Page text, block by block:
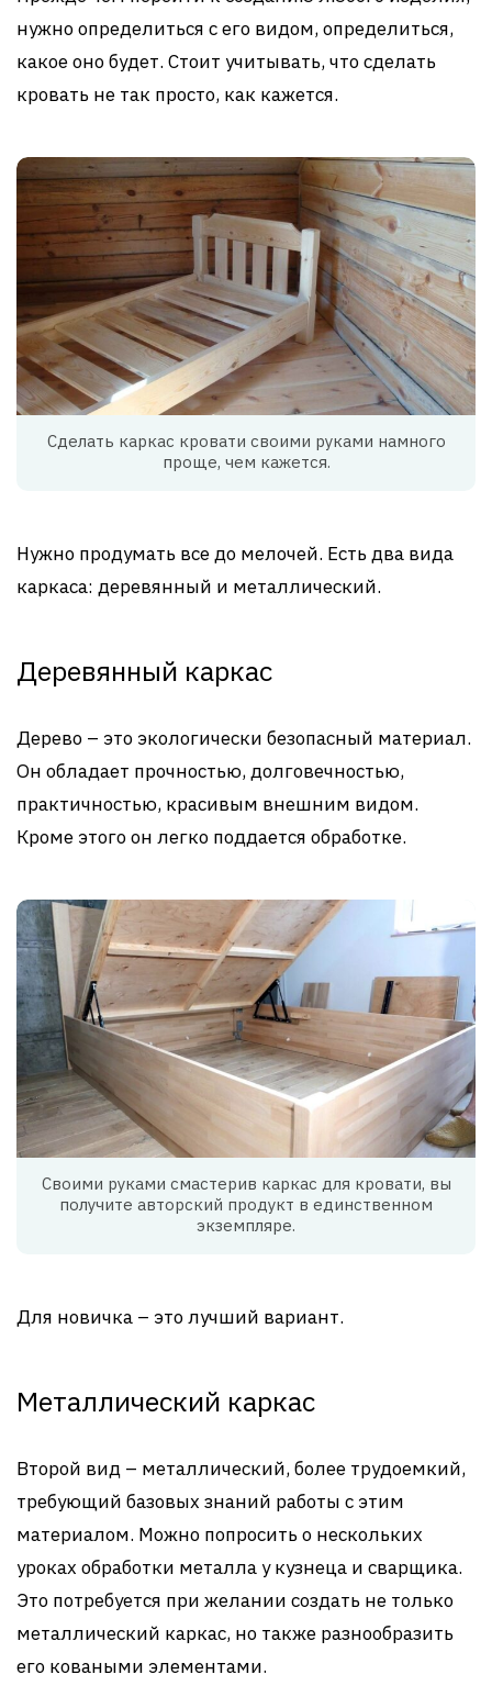
нужно определиться с его видом, определиться,
какое оно будет. Стоит учитывать, что сделать
кровать не так просто, как кажется.
Сделать каркас кровати своими руками намного
проще, чем кажется.
Нужно продумать все до мелочей. Есть два вида
каркаса: деревянный и металлический.
Деревянный каркас
Дерево – это экологически безопасный материал.
Он обладает прочностью, долговечностью,
практичностью, красивым внешним видом.
Кроме этого он легко поддается обработке.
Своими руками смастерив каркас для кровати, вы
получите авторский продукт в единственном
экземпляре.
Для новичка – это лучший вариант.
Металлический каркас
Второй вид – металлический, более трудоемкий,
требующий базовых знаний работы с этим
материалом. Можно попросить о нескольких
уроках обработки металла у кузнеца и сварщика.
Это потребуется при желании создать не только
металлический каркас, но также разнообразить
его коваными элементами.